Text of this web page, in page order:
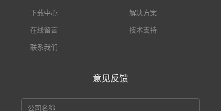
下载中心 解决方案
在线留言 技术支持
联系我们
意见反馈